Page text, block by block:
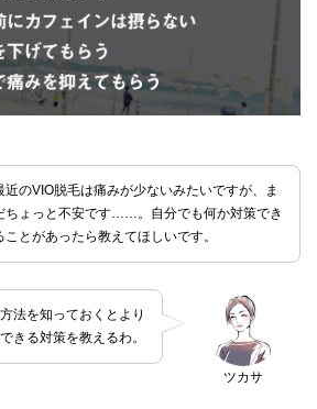
近のVIO脱毛は痛みが少ないみたいですが、ま
ちょっと不安です……。自分でも何か対策でき
ことがあったら教えてほしいです。
ツカサ
法を知っておくとより
きる対策を教えるわ。